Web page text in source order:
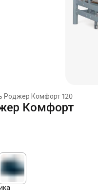
Роджер Комфорт 120
Комфорт